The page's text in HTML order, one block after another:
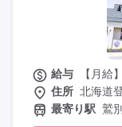
給与
【月給
住所 北海道
最寄り駅 鷲